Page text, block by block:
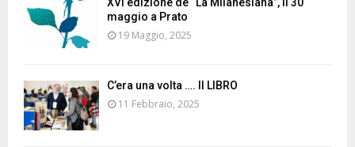
XVI edizione de “La Milanesiana”, il 30
maggio a Prato
19 Maggio, 2025
C’era una volta …. Il LIBRO
11 Febbraio, 2025